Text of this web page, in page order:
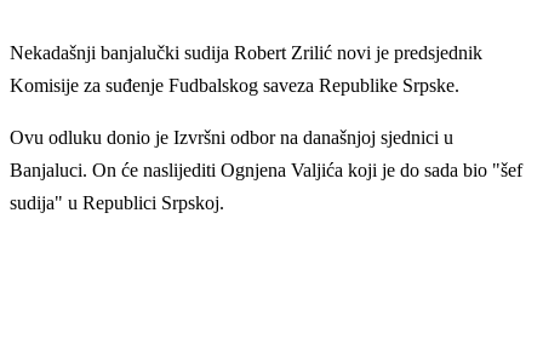
Nekadašnji banjalučki sudija Robert Zrilić novi je predsjednik
Komisije za suđenje Fudbalskog saveza Republike Srpske.
Ovu odluku donio je Izvršni odbor na današnjoj sjednici u
Banjaluci. On će naslijediti Ognjena Valjića koji je do sada bio "šef
sudija" u Republici Srpskoj.